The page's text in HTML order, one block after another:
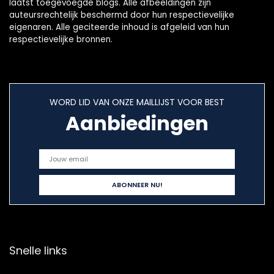
laatst toegevoegde blogs. Alle afbeeldingen zijn
auteursrechtelijk beschermd door hun respectievelijke
eigenaren. Alle geciteerde inhoud is afgeleid van hun
respectievelijke bronnen.
WORD LID VAN ONZE MAILLIJST VOOR BEST
Aanbiedingen
Snelle links